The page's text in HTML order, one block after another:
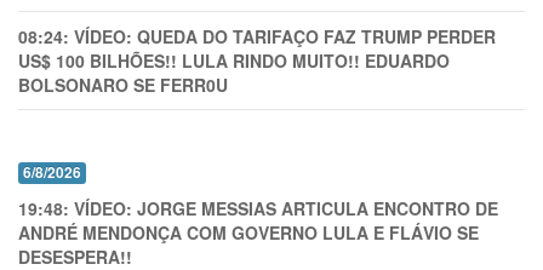
08:24: VÍDEO: QUEDA DO TARIFAÇO FAZ TRUMP PERDER
US$ 100 BILHÕES!! LULA RINDO MUITO!! EDUARDO
BOLSONARO SE FERR0U
6/8/2026
19:48: VÍDEO: JORGE MESSIAS ARTICULA ENCONTRO DE
ANDRÉ MENDONÇA COM GOVERNO LULA E FLÁVIO SE
DESESPERA!!